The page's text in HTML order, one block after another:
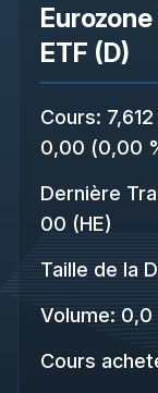
ETF (D)
Cours:
0,00 (0,00
Dernière
00 (HE)
Taille de la
Volume: 0,0
Cours